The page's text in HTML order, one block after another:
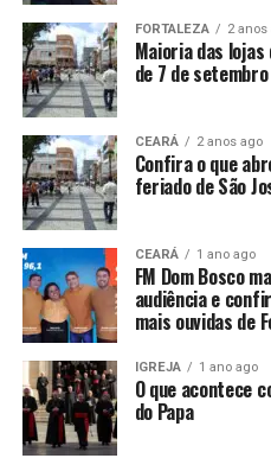
FORTALEZA 2 anos
Maioria das
de 7 de setembro
CEARÁ 2 anos ago
Confira o que
feriado de São
CEARÁ 1 ano ago
FM Dom Bosco
audiência e
mais ouvidas de
IGREJA 1 ano ago
O que acontece
do Papa